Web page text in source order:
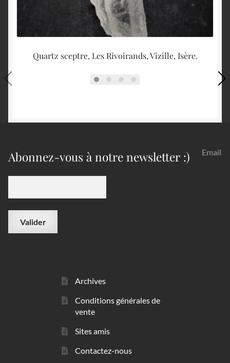
Quartz sceptre, Les Rivoirands, Vizille, Isère.
Abonnez-vous à notre newsletter :) Email
Archives
Conditions générales de
vente
Sites amis
Contactez-nous